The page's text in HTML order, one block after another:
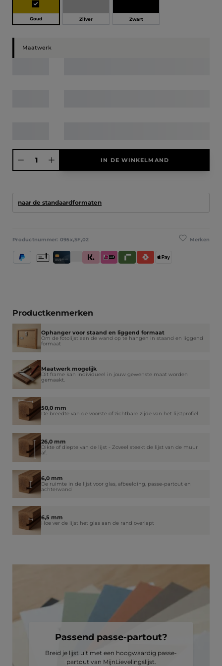
Goud Zilver Zwart
Maatwerk
IN DE WINKELMAND
naar de standaardformaten
Merken
Productnummer: 095x,SF,02
PayPal Creditcard / BetaalpasKlarna (Achteraf betalen / In delen betalen /
iDeal IN3RivertySatispayApple Pay
Vooruitbetaling
Productkenmerken
Ophanger voor staand en liggend formaat
Om de fotolijst aan de wand op te hangen in staand en liggend
formaat
Maatwerk mogelijk
Dit frame kan individueel in jouw gewenste maat worden
gemaakt.
50,0 mm
De breedte van de voorste of zichtbare zijde van het lijstprofiel.
26,0 mm
Dikte of diepte van de lijst - Zoveel steekt de lijst van de muur
af.
6,0 mm
De ruimte in de lijst voor glas, afbeelding, passe-partout en
achterwand
6,5 mm
Hoe ver de lijst het glas aan de rand overlapt
Passend passe-partout?
Breid je lijst uit met een hoogwaardig passe-
partout van MijnLievelingslijst.